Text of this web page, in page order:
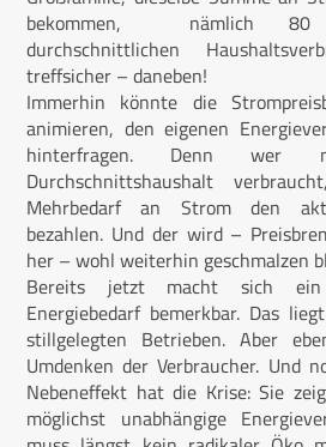
bekommen, nämlich 80
durchschnittlichen
treffsicher – daneben!
Immerhin könnte die
animieren, den eigenen
hinterfragen. Denn
Durchschnittshaushalt
Mehrbedarf an Strom den
bezahlen. Und der wird –
her – wohl weiterhin geschmalzen
Bereits jetzt macht sich ein
Energiebedarf bemerkbar. Das
stillgelegten Betrieben. Aber
Umdenken der Verbraucher. Und
Nebeneffekt hat die Krise: Sie
möglichst unabhängige